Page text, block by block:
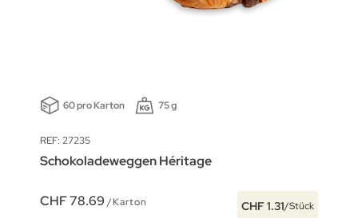
60 pro Karton 75 g
REF: 27235
Schokoladeweggen Héritage
CHF 78.69 /Karton CHF 1.31/Stück